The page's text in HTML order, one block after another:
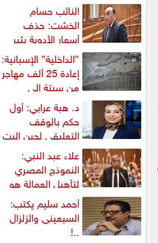
النائب حسام
الخشت: حذف
أسعار الأدوية يثير
إشكالية دستورية ويهدد حق
المواطن...
”الداخلية” الإسبانية:
إعادة 25 ألف مهاجر
من سبتة إلى
المغرب... وارتفاع حصيلة...
د. هبة عرابي: أول
حكم بالوقف
التعليقي لحين البت
في الطعن على... علاء عبد النبي:
النموذج المصري
لتأهيل العمالة هو
البديل العملي والأمثل لأزمات...
أحمد سليم يكتب:
السبعينى والزلزال
..!